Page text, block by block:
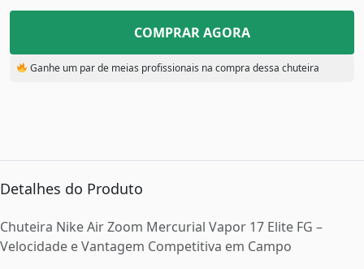
COMPRAR AGORA
Ganhe um par de meias profissionais na compra dessa chuteira
Detalhes do Produto
Chuteira Nike Air Zoom Mercurial Vapor 17 Elite FG –
Velocidade e Vantagem Competitiva em Campo